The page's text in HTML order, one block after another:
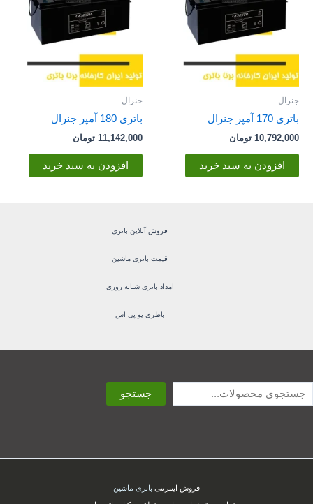
جنرال
باتری 170 آمپر جنرال
10,792,000 تومان
افزودن به سبد خرید
جنرال
باتری 180 آمپر جنرال
11,142,000 تومان
افزودن به سبد خرید
فروش آنلاین باتری
قیمت باتری ماشین
امداد باتری شبانه روزی
باطری یو پی اس
جستجو
فروش اینترنتی باتری ماشین